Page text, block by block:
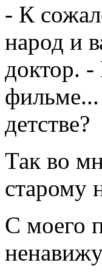
- К
народ и
доктор. -
детстве?
Так во
старому
С моего